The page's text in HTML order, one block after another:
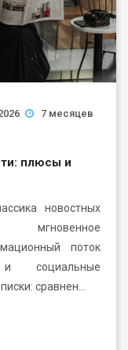
7 месяцев
плюсы и
новостных
мгновенное
поток
социальные
сравнен…